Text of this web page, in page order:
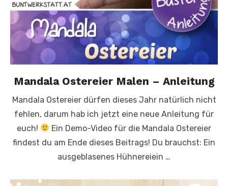
Mandala Ostereier Malen – Anleitung
Mandala Ostereier dürfen dieses Jahr natürlich nicht
fehlen, darum hab ich jetzt eine neue Anleitung für
euch!
Ein Demo-Video für die Mandala Ostereier
findest du am Ende dieses Beitrags! Du brauchst: Ein
ausgeblasenes Hühnereiein …